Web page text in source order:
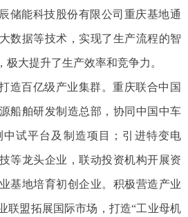
储能科技股份有限公司重庆基地通
数据等技术，实现了生产流程的智
大提升了生产效率和竞争力。
造百亿级产业集群。重庆联合中国
船舶研发制造总部，协同中国中车
试平台及制造项目；引进特变电
等龙头企业，联动投资机构开展资
基地培育初创企业。积极营造产业
联盟拓展国际市场，打造“工业母机